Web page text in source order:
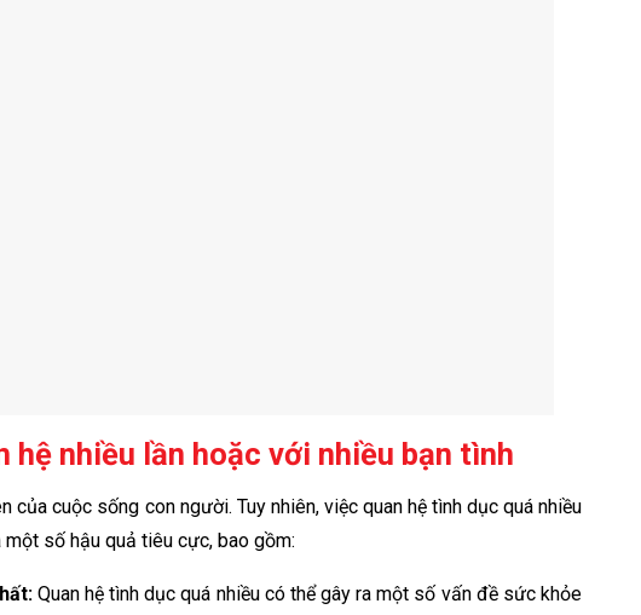
hệ nhiều lần hoặc với nhiều bạn tình
của cuộc sống con người. Tuy nhiên, việc quan hệ tình dục quá nhiều
số hậu quả tiêu cực, bao gồm:
Quan hệ tình dục quá nhiều có thể gây ra một số vấn đề sức khỏe